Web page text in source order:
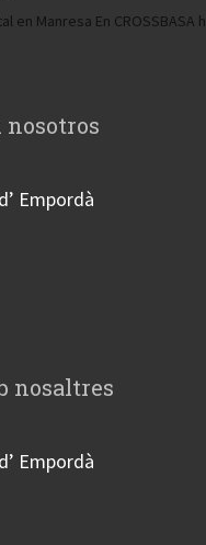
en Manresa En CROSSBASA h
nosotros
Empordà
nosaltres
Empordà